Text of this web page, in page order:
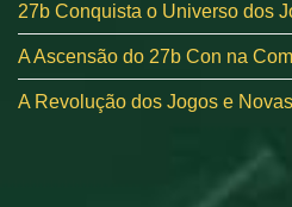
27b Conquista o Universo dos
A Ascensão do 27b Con na
A Revolução dos Jogos e